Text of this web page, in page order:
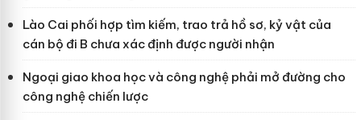
Lào Cai phối hợp tìm kiếm, trao trả hồ sơ, kỷ vật của
cán bộ đi B chưa xác định được người nhận
Ngoại giao khoa học và công nghệ phải mở đường cho
công nghệ chiến lược